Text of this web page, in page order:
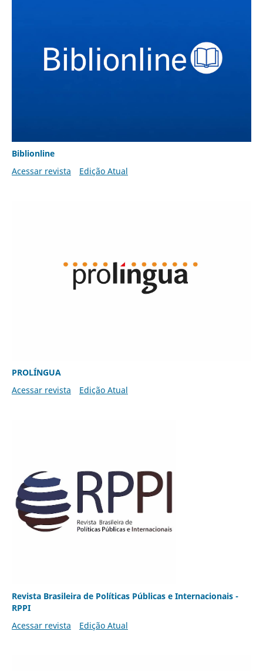
Biblionline
Acessar revista
Edição Atual
PROLÍNGUA
Acessar revista
Edição Atual
Revista Brasileira de Políticas Públicas e Internacionais -
RPPI
Acessar revista
Edição Atual